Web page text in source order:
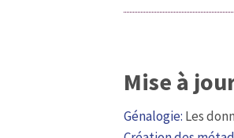
Mise à
Génalogie: Les